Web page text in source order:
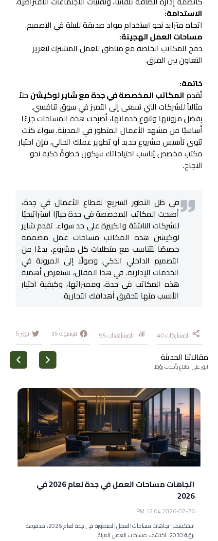
الاستدامة:
اتجاه متزايد نحو استخدام مواد صديقة للبيئة في التصميم.
مساحات العمل الهجينة:
دمج المكاتب الخاصة مع مناطق للعمل المشترك لتعزيز
التعاون بين الفرق.
خاتمة:
تُقدمالمكاتب المخصصة في جدة مع شاير لوكيشن حلاً
مثالياً للشركات التي تسعى إلى التميز في سوق تنافسي.
بفضل مرونتها وتنوع خدماتها، أصبحت هذه المساحات جزءًا
أساسيًا من مشهد الأعمال المتطور في المدينة. سواء كنت
تنوي تأسيس مشروع جديد أو تطوير عملك الحالي، فإن اختيار
مكتب مخصص يُناسب احتياجاتك سيكون خطوةً ذكية نحو
النجاح.
في ظل التطور السريع لقطاع الأعمال في جدة،
أصبحت المكاتب المخصصة في جدة خيارًا استراتيجيًا
للشركات الناشئة والكبيرة على حد سواء. تقدم شاير
لوكيشن هذه المكاتب مساحات عمل مصممة
خصيصًا لتتناسب مع متطلبات كل مشروع، بدءًا من
التصميم الداخلي الذكي وصولًا إلى المرونة في
الخدمات الإدارية. في هذا المقال، نستعرض أهمية
هذه المكاتب في جدة، ومميزاتها، وكيفية اختيار
الأنسب منها لتحقيق أهدافك التجارية.
المشاركات40 المشاهدات95 فيسبوك35 تويتر 5
مقالاتنا الحديثة
ابق على اطلاع بأحدث رؤيتنا
اتجاهات مساحات العمل في جدة لعام 2026 في
2026
2026-07-26 12:04 PM
استكشف اتجاهات مساحات العمل المتطورة في جدة لعام 2026، مدفوعة
برؤية 2030. اكتشف مساحات العمل المرنة،